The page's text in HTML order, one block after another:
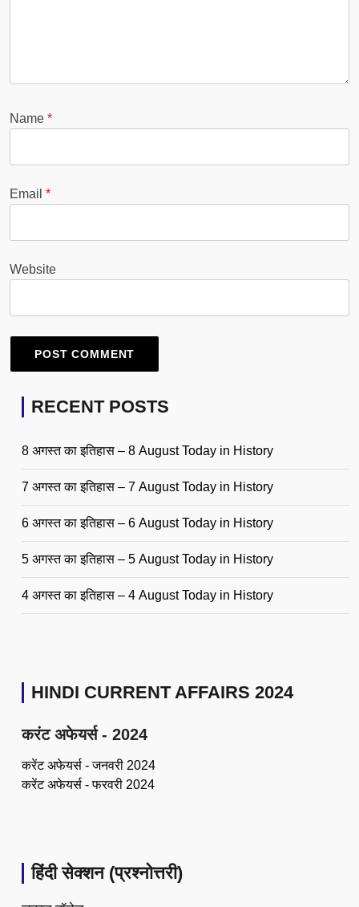
Name *
Email *
Website
RECENT POSTS
8 अगस्त का इतिहास – 8 August Today in History
7 अगस्त का इतिहास – 7 August Today in History
6 अगस्त का इतिहास – 6 August Today in History
5 अगस्त का इतिहास – 5 August Today in History
4 अगस्त का इतिहास – 4 August Today in History
HINDI CURRENT AFFAIRS 2024
करंट अफेयर्स - 2024
करेंट अफेयर्स - जनवरी 2024
करेंट अफेयर्स - फरवरी 2024
हिंदी सेक्शन (प्रश्नोत्तरी)